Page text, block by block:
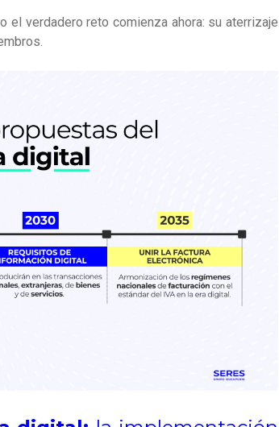
el verdadero reto comienza ahora: su aterrizaje